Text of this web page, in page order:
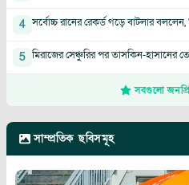
4 সর্বোচ্চ রানের রেকর্ড গড়ে বাটলার
5 মিরাজের সেঞ্চুরির পর তাসকিন-হাসানের
সবগুলো
সাম্প্রতিক ছবিসমূহ